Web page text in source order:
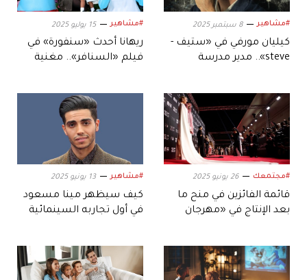
#مشاهير 8 سبتمبر 2025
كيليان مورفي في «ستيف -
steve».. مدير مدرسة
#مشاهير 15 يوليو 2025
ريهانا أحدث «سنفورة» في
فيلم «السنافر».. مغنية
#مجتمعك 26 يونيو 2025
قائمة الفائزين في منح ما
بعد الإنتاج في «مهرجان
#مشاهير 13 يونيو 2025
كيف سيظهر مينا مسعود
في أول تجاربه السينمائية